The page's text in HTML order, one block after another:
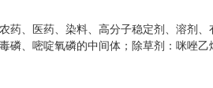
药、医药、染料、高分子稳定剂、溶剂
磷、嘧啶氧磷的中间体；除草剂：咪唑乙